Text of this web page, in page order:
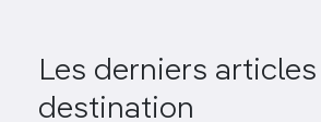
Les derniers
destination